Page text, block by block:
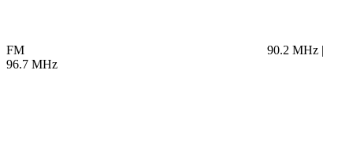
FM
90.2 MHz |
96.7 MHz